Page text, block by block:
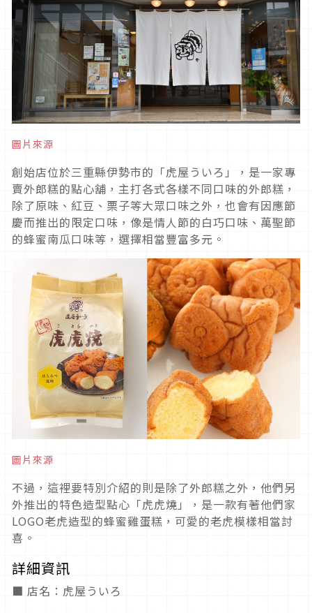
圖片來源
創始店位於三重縣伊勢市的「虎屋ういろ」，是一家專
賣外郎糕的點心舖，主打各式各樣不同口味的外郎糕，
除了原味、紅豆、栗子等大眾口味之外，也會有因應節
慶而推出的限定口味，像是情人節的白巧口味、萬聖節
的蜂蜜南瓜口味等，選擇相當豐富多元。
圖片來源
不過，這裡要特別介紹的則是除了外郎糕之外，他們另
外推出的特色造型點心「虎虎燒」，是一款有著他們家
LOGO老虎造型的蜂蜜雞蛋糕，可愛的老虎模樣相當討
喜。
詳細資訊
■ 店名：虎屋ういろ